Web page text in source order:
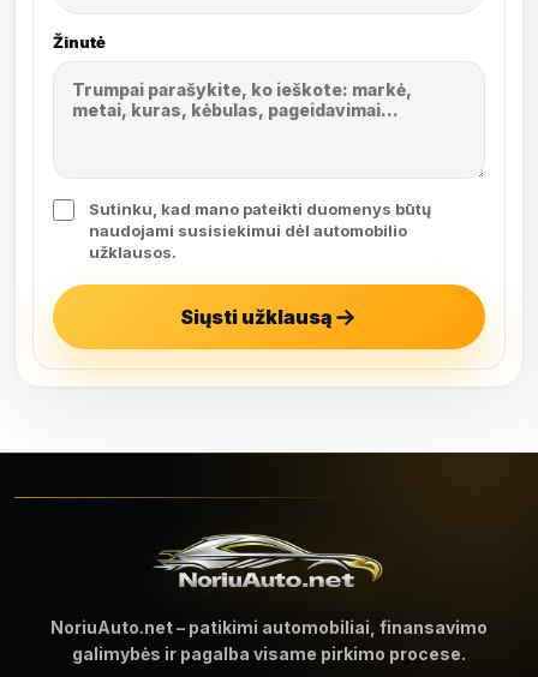
Žinutė
Sutinku, kad mano pateikti duomenys būtų
naudojami susisiekimui dėl automobilio
užklausos.
Siųsti užklausą
NoriuAuto.net – patikimi automobiliai, finansavimo
galimybės ir pagalba visame pirkimo procese.